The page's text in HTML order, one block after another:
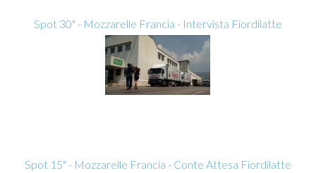
Spot 30" - Mozzarelle Francia - Intervista Fiordilatte
Spot 15" - Mozzarelle Francia - Conte Attesa Fiordilatte